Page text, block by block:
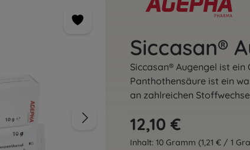
Siccasan®
Siccasan® Augengel ist
Panthothensäure ist ein
an zahlreichen
Regulärer Preis:
12,10 €
Inhalt: 10 Gramm (1,21 € / 1